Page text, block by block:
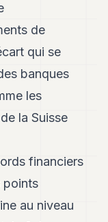
de
qui se
banques
les
la Suisse
financiers
points
au niveau